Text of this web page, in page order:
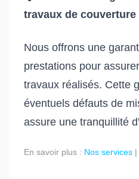
travaux de couverture
Nous offrons une
prestations pour
travaux réalisés. Cette
éventuels défauts de
assure une tranquillité
En savoir plus : Nos services |